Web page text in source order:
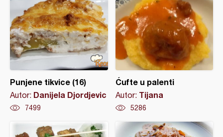
Punjene tikvice (16)
Autor: Danijela Djordjevic
7499
Ćufte u palenti
Autor: Tijana
5286